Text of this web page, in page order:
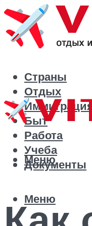
Страны
Отдых
Иммиграция
Быт
Работа
Учеба
Документы
Меню
Меню